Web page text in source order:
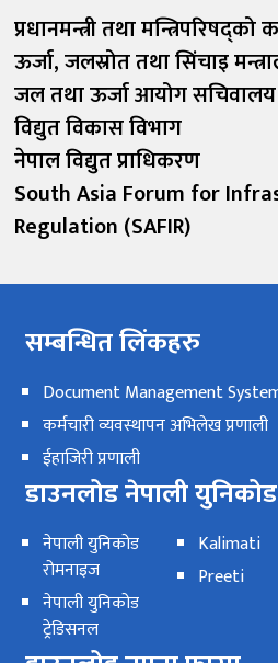
प्रधानमन्त्री तथा मन्त्रिपरिषद्को
ऊर्जा, जलस्रोत तथा सिंचाइ
जल तथा ऊर्जा आयोग सचिवालय
विद्युत विकास विभाग
नेपाल विद्युत प्राधिकरण
South Asia Forum for
Regulation (SAFIR)
सम्बन्धित लिंकहरु
Document Management
कर्मचारी व्यवस्थापन अभिलेख प्रणाली
ईहाजिरी प्रणाली
डाउनलोड नेपाली
नेपाली युनिकोड
रोमनाइज
नेपाली युनिकोड
ट्रेडिसनल
Kalimati
Preeti